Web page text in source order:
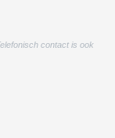
contact is ook